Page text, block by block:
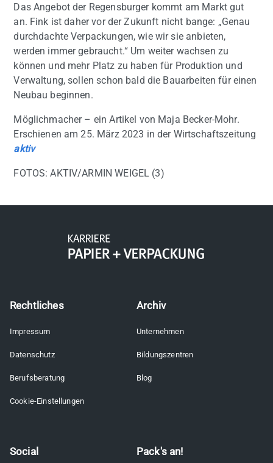
Das Angebot der Regensburger kommt am Markt gut
an. Fink ist daher vor der Zukunft nicht bange: „Genau
durchdachte Verpackungen, wie wir sie anbieten,
werden immer gebraucht.“ Um weiter wachsen zu
können und mehr Platz zu haben für Produktion und
Verwaltung, sollen schon bald die Bauarbeiten für einen
Neubau beginnen.
Möglichmacher – ein Artikel von Maja Becker-Mohr.
Erschienen am 25. März 2023 in der Wirtschaftszeitung
aktiv
FOTOS: AKTIV/ARMIN WEIGEL (3)
Rechtliches
Impressum
Datenschutz
Berufsberatung
Cookie-Einstellungen
Archiv
Unternehmen
Bildungszentren
Blog
Social Pack's an!